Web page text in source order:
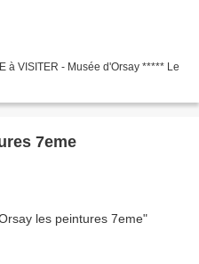
à VISITER - Musée d'Orsay ***** Le
7eme